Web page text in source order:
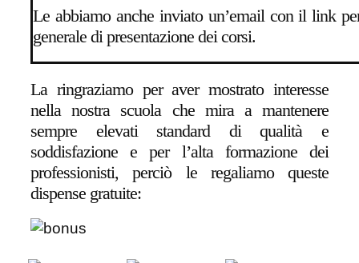
Le abbiamo anche inviato un’email con il link
generale di presentazione dei corsi.
La ringraziamo per aver mostrato interesse
nella nostra scuola che mira a mantenere
sempre elevati standard di qualità e
soddisfazione e per l’alta formazione dei
professionisti, perciò le regaliamo queste
dispense gratuite: